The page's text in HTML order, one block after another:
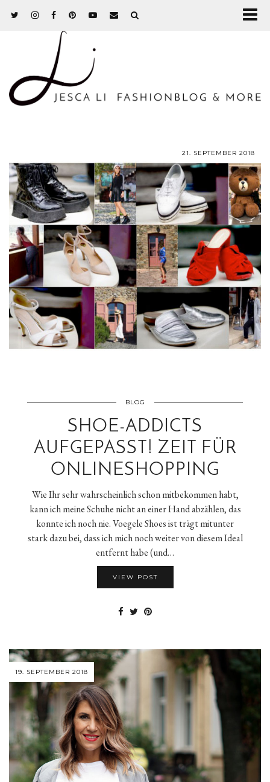
21. SEPTEMBER 2018
BLOG
SHOE-ADDICTS
AUFGEPASST! ZEIT FÜR
ONLINESHOPPING
Wie Ihr sehr wahrscheinlich schon mitbekommen habt,
kann ich meine Schuhe nicht an einer Hand abzählen, das
konnte ich noch nie. Voegele Shoes ist trägt mitunter
stark dazu bei, dass ich mich noch weiter von diesem Ideal
entfernt habe (und…
VIEW POST
19. SEPTEMBER 2018